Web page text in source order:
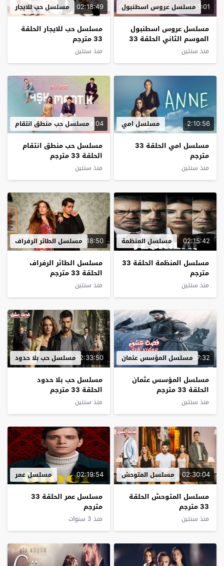
02:33:01مسلسل عروس اسطنبول
مسلسل عروس اسطنبول
الموسم الثاني الحلقة 33
مترجم
منذ سنتين
02:18:49 مسلسل حب للايجار
مسلسل حب للايجار الحلقة
33 مترجم
منذ سنتين
2:10:56 مسلسل امي
مسلسل امي الحلقة 33
مترجم
منذ سنتين
02:19:04مسلسل حب منطق انتقام
مسلسل حب منطق انتقام
الحلقة 33 مترجم
منذ سنتين
02:15:42 مسلسل المنظمة
مسلسل المنظمة الحلقة 33
مترجم
منذ سنتين
02:18:50مسلسل الطائر الرفراف
مسلسل الطائر الرفراف
الحلقة 33 مترجم
منذ سنتين
02:37:32مسلسل المؤسس عثمان
مسلسل المؤسس عثمان
الحلقة 33 مترجم
منذ سنتين
02:33:50مسلسل حب بلا حدود
مسلسل حب بلا حدود
الحلقة 33 مترجم
منذ سنتين
02:30:04 مسلسل المتوحش
مسلسل المتوحش الحلقة
33 مترجم
منذ سنتين
02:19:54 مسلسل عمر
مسلسل عمر الحلقة 33
مترجم
منذ 3 سنوات